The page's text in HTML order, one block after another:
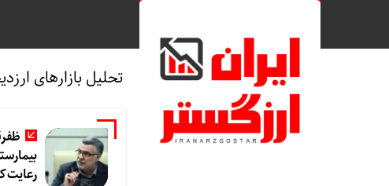
تحلیل بازارهای
رعایت